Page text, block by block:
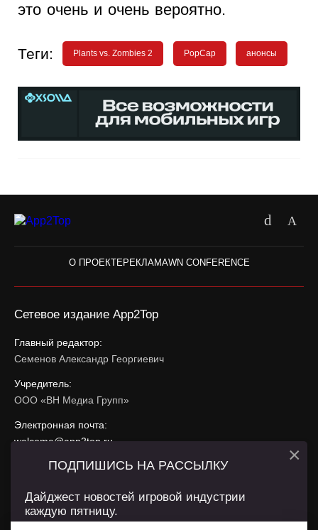
это очень и очень вероятно.
Теги: Plants vs. Zombies 2 PopCap анонсы
О ПРОЕКТЕРЕКЛАМАWN CONFERENCE
Сетевое издание App2Top
Главный редактор:
Семенов Александр Георгиевич
Учредитель:
ООО «ВН Медиа Групп»
Электронная почта:
welcome@app2top.ru
При использовании материалов активная ссылка на
Сайт использует IP адреса, cookie, данные геолокации
ПОДПИШИСЬ НА РАССЫЛКУ
Дайджест новостей игровой индустрии
каждую пятницу.
×